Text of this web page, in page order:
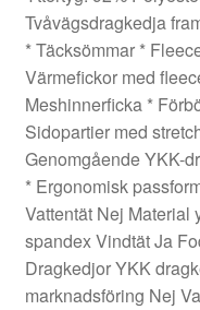
Tvåvägsdragkedja
* Täcksömmar *
Värmefickor med
Meshinnerficka *
Sidopartier med
Genomgående YKK-
* Ergonomisk
Vattentät Nej Material
spandex Vindtät Ja
Dragkedjor YKK
marknadsföring Nej